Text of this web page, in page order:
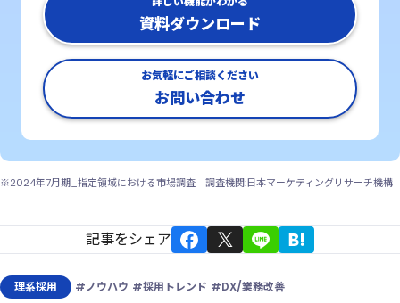
資料ダウンロード
お気軽にご相談ください
お問い合わせ
※2024年7月期_指定領域における市場調査 調査機関:日本マーケティングリサーチ機構
記事をシェア
理系採用 #ノウハウ #採用トレンド #DX/業務改善